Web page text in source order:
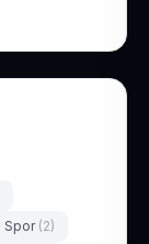
Spor (2)